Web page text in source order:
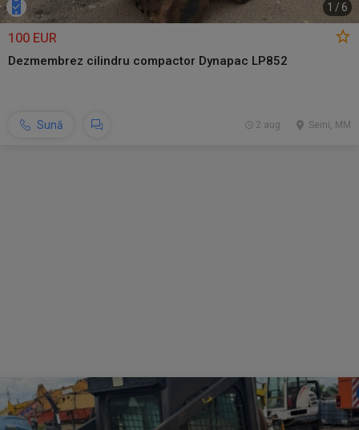
1 /6
100 EUR
Dezmembrez cilindru compactor Dynapac LP852
Sună Seini, MM
2 aug.